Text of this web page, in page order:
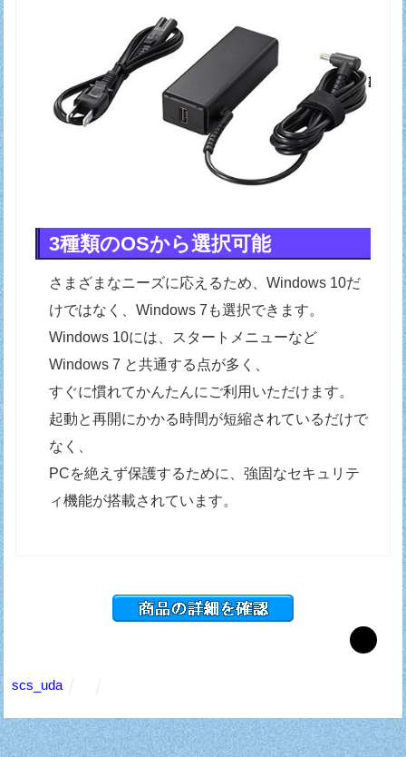
3種類のOSから選択可能
さまざまなニーズに応えるため、Windows 10だ
けではなく、Windows 7も選択できます。
Windows 10には、スタートメニューなど
Windows 7 と共通する点が多く、
すぐに慣れてかんたんにご利用いただけます。
起動と再開にかかる時間が短縮されているだけで
なく、
PCを絶えず保護するために、強固なセキュリテ
ィ機能が搭載されています。
．
scs_uda